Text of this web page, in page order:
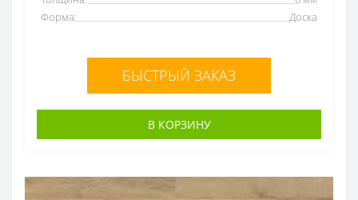
Форма:
Доска
БЫСТРЫЙ ЗАКАЗ
В КОРЗИНУ